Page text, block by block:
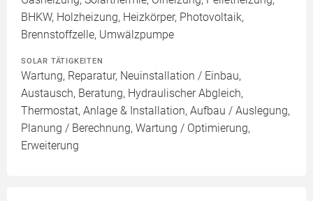
BHKW, Holzheizung, Heizkörper, Photovoltaik,
Brennstoffzelle, Umwälzpumpe
SOLAR TÄTIGKEITEN
Wartung, Reparatur, Neuinstallation / Einbau,
Austausch, Beratung, Hydraulischer Abgleich,
Thermostat, Anlage & Installation, Aufbau / Auslegung,
Planung / Berechnung, Wartung / Optimierung,
Erweiterung